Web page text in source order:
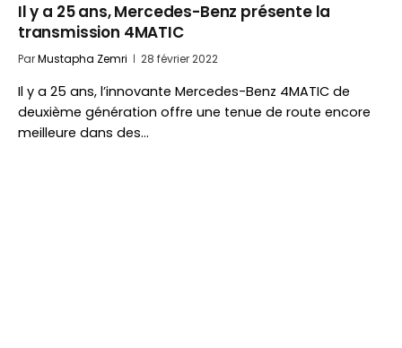
Il y a 25 ans, Mercedes-Benz présente la
transmission 4MATIC
ParMustapha Zemri 28 février 2022
Il y a 25 ans, l’innovante Mercedes-Benz 4MATIC de
deuxième génération offre une tenue de route encore
meilleure dans des…